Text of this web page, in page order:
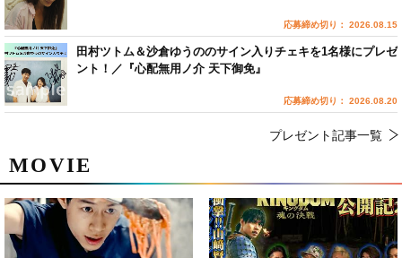
MOVIE
応募締め切り： 2026.08.15
田村ツトム＆沙倉ゆうののサイン入りチェキを1名様にプレゼ
ント！／『心配無用ノ介 天下御免』
応募締め切り： 2026.08.20
プレゼント記事一覧